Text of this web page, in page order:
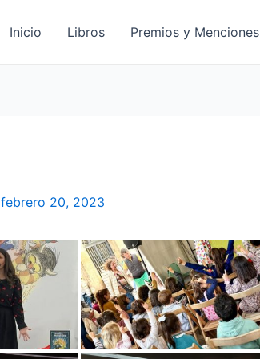
Inicio Libros Premios y Menciones
febrero 20, 2023